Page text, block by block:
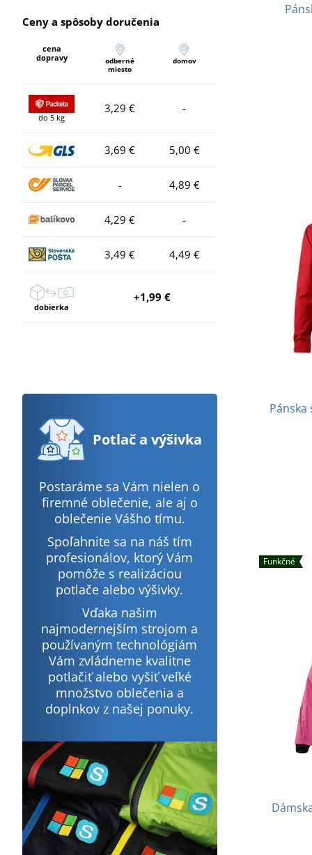
Ceny a spôsoby doručenia
cena
dopravy
odberné
miesto
domov
do 5 kg
3,29 € -
3,69 € 5,00 €
- 4,89 €
4,29 € -
3,49 € 4,49 €
dobierka
+1,99 €
Potlača výšivka
Postaráme sa Vám nielen o
firemné oblečenie, ale aj o
oblečenie Vášho tímu.
Spoľahnite sa na náš tím
profesionálov, ktorý Vám
pomôže s realizáciou
potlače alebo výšivky.
Vďaka našim
najmodernejším strojom a
používaným technológiám
Vám zvládneme kvalitne
potlačiť alebo vyšiť veľké
množstvo oblečenia a
doplnkov z našej ponuky.
Funkčné